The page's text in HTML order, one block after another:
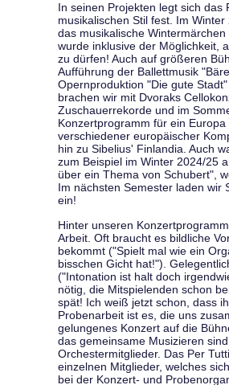
In seinen Projekten legt sich das
musikalischen Stil fest. Im
das musikalische
wurde inklusive der Möglichkeit,
zu dürfen! Auch auf größeren
Aufführung der Ballettmusik
Opernproduktion "Die gute
brachen wir mit Dvoraks
Zuschauerrekorde und im
Konzertprogramm für ein
verschiedener europäischer
hin zu Sibelius' Finlandia. Auch
zum Beispiel im Winter 2024/25
über ein Thema von Schubert",
Im nächsten Semester laden wir
ein!
Hinter unseren
Arbeit. Oft braucht es bildliche
bekommt ("Spielt mal wie ein
bisschen Gicht hat!").
("Intonation ist halt doch
nötig, die Mitspielenden schon
spät! Ich weiß jetzt schon, dass
Probenarbeit ist es, die uns
gelungenes Konzert auf die
das gemeinsame Musizieren
Orchestermitglieder. Das Per
einzelnen Mitglieder, welches
bei der Konzert- und